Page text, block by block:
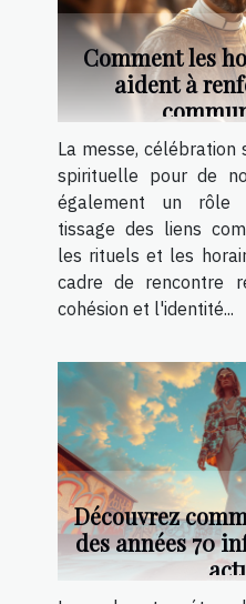
Comment les
aident à
La messe,
spirituelle pour de
également un rôle
tissage des liens
les rituels et les
cadre de rencontre
cohésion et l'identité...
Découvrez
des années 70